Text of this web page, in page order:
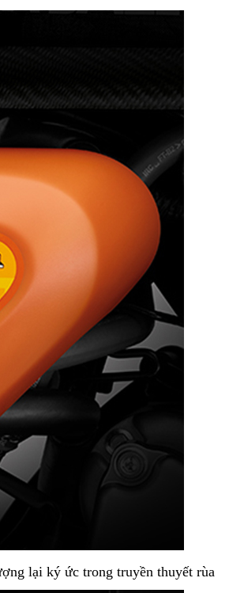
lại ký ức trong truyền thuyết rùa